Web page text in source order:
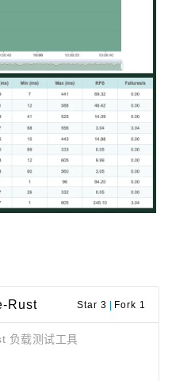
Rust Star 3 Fork 1
负载测试工具